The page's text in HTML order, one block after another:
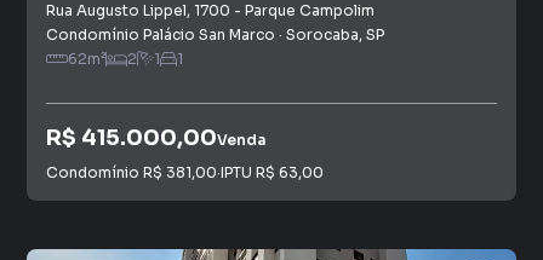
Rua Augusto Lippel, 1700 - Parque Campolim
Condomínio Palácio San Marco · Sorocaba, SP
62m² 2 1 1
R$ 415.000,00Venda
Condomínio R$ 381,00·IPTU R$ 63,00